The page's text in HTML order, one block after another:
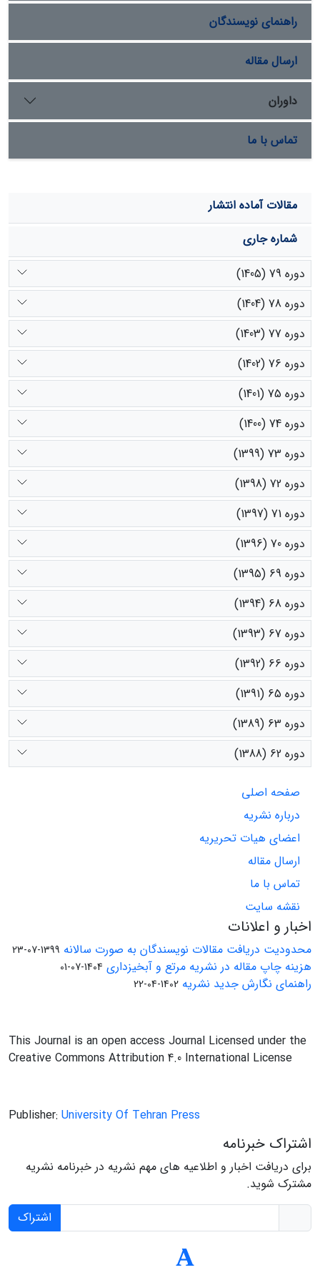
رطوبت اشباع، رطوبت خاک، ارتفاع و شیب.
راهنمای نویسندگان
ارسال مقاله
داوران
تماس با ما
مقالات آماده انتشار
شماره جاری
دوره 79 (1405)
دوره 78 (1404)
دوره 77 (1403)
دوره 76 (1402)
دوره 75 (1401)
دوره 74 (1400)
دوره 73 (1399)
دوره 72 (1398)
دوره 71 (1397)
دوره 70 (1396)
دوره 69 (1395)
دوره 68 (1394)
دوره 67 (1393)
دوره 66 (1392)
دوره 65 (1391)
دوره 63 (1389)
دوره 62 (1388)
صفحه اصلی
درباره نشریه
اعضای هیات تحریریه
ارسال مقاله
تماس با ما
نقشه سایت
اخبار و اعلانات
محدودیت دریافت مقالات نویسندگان به صورت سالانه 1399-07-23
هزینه چاپ مقاله در نشریه مرتع و آبخیزداری 1404-07-01
راهنمای نگارش جدید نشریه 1402-04-22
This Journal is an open access Journal Licensed under the
Creative Commons Attribution 4.0 International License
Publisher: University Of Tehran Press
اشتراک خبرنامه
برای دریافت اخبار و اطلاعیه های مهم نشریه در خبرنامه نشریه
مشترک شوید.
اشتراک